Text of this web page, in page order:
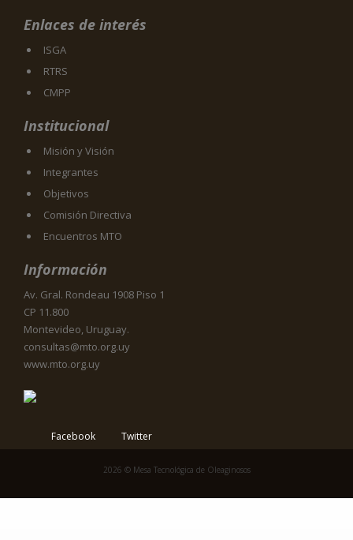
Enlaces de interés
ISGA
RTRS
CMPP
Institucional
Misión y Visión
Integrantes
Objetivos
Comisión Directiva
Encuentros MTO
Información
Av. Gral. Rondeau 1908 Piso 1
CP 11.800
Montevideo, Uruguay.
consultas@mto.org.uy
www.mto.org.uy
Facebook Twitter
2026 © Mesa Tecnológica de Oleaginosos